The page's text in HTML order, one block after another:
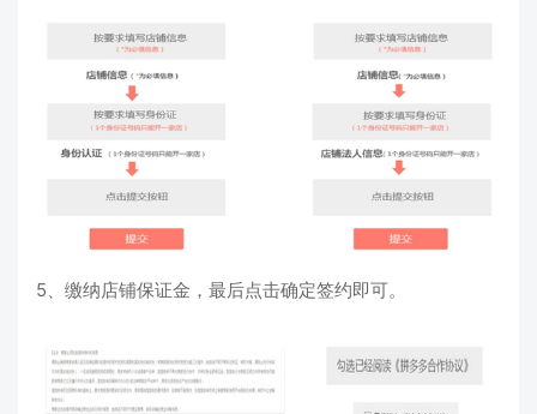
5、缴纳店铺保证金，最后点击确定签约即可。